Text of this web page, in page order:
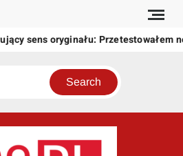
sens oryginału: Przetestowałem